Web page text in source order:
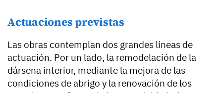
Actuaciones previstas
Las obras contemplan dos grandes líneas de
actuación. Por un lado, la remodelación de la
dársena interior, mediante la mejora de las
condiciones de abrigo y la renovación de los